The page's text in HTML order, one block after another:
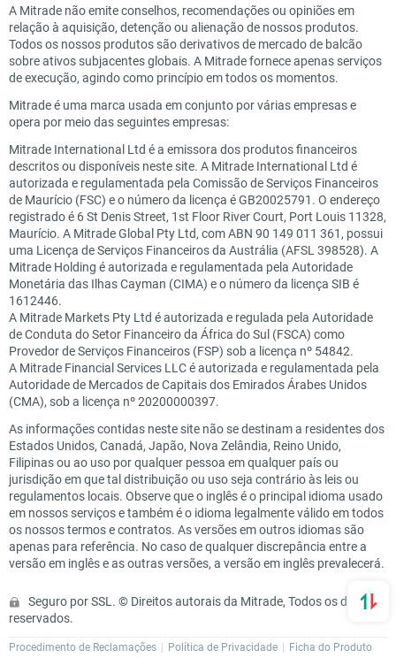
A Mitrade não emite conselhos, recomendações ou opiniões em
relação à aquisição, detenção ou alienação de nossos produtos.
Todos os nossos produtos são derivativos de mercado de balcão
sobre ativos subjacentes globais. A Mitrade fornece apenas serviços
de execução, agindo como princípio em todos os momentos.
Mitrade é uma marca usada em conjunto por várias empresas e
opera por meio das seguintes empresas:
Mitrade International Ltd é a emissora dos produtos financeiros
descritos ou disponíveis neste site. A Mitrade International Ltd é
autorizada e regulamentada pela Comissão de Serviços Financeiros
de Maurício (FSC) e o número da licença é GB20025791. O endereço
registrado é 6 St Denis Street, 1st Floor River Court, Port Louis 11328,
Maurício. A Mitrade Global Pty Ltd, com ABN 90 149 011 361, possui
uma Licença de Serviços Financeiros da Austrália (AFSL 398528). A
Mitrade Holding é autorizada e regulamentada pela Autoridade
Monetária das Ilhas Cayman (CIMA) e o número da licença SIB é
1612446.
A Mitrade Markets Pty Ltd é autorizada e regulada pela Autoridade
de Conduta do Setor Financeiro da África do Sul (FSCA) como
Provedor de Serviços Financeiros (FSP) sob a licença nº 54842.
A Mitrade Financial Services LLC é autorizada e regulamentada pela
Autoridade de Mercados de Capitais dos Emirados Árabes Unidos
(CMA), sob a licença nº 20200000397.
As informações contidas neste site não se destinam a residentes dos
Estados Unidos, Canadá, Japão, Nova Zelândia, Reino Unido,
Filipinas ou ao uso por qualquer pessoa em qualquer país ou
jurisdição em que tal distribuição ou uso seja contrário às leis ou
regulamentos locais. Observe que o inglês é o principal idioma usado
em nossos serviços e também é o idioma legalmente válido em todos
os nossos termos e contratos. As versões em outros idiomas são
apenas para referência. No caso de qualquer discrepância entre a
versão em inglês e as outras versões, a versão em inglês prevalecerá.
Seguro por SSL. © Direitos autorais da Mitrade, Todos os direitos
reservados.
Procedimento de Reclamações Política de Privacidade
Ficha do Produto